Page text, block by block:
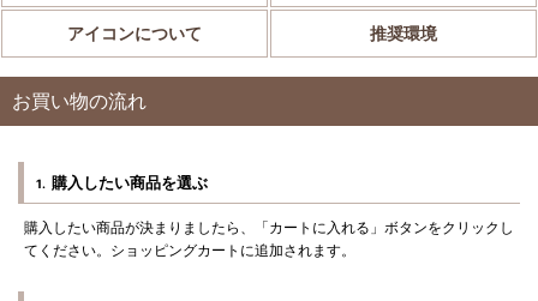
アイコンについて 推奨環境
お買い物の流れ
1. 購入したい商品を選ぶ
購入したい商品が決まりましたら、「カートに入れる」ボタンをクリックし
てください。ショッピングカートに追加されます。